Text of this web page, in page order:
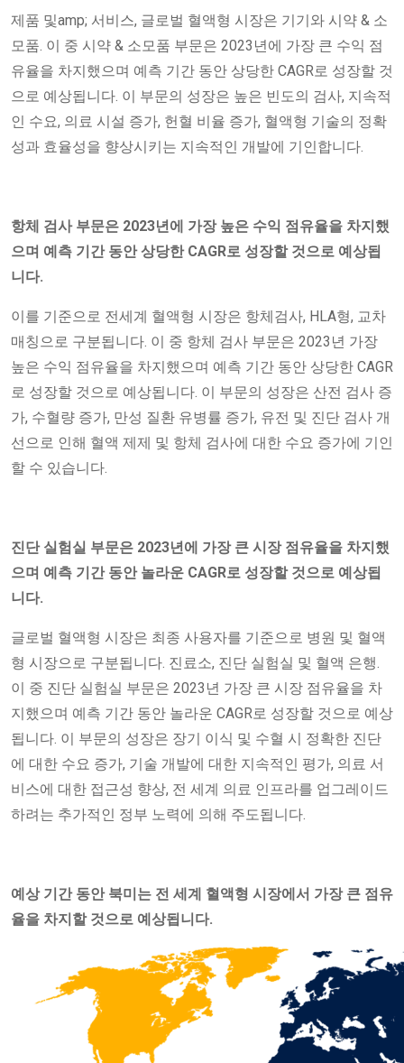
제품 및amp; 서비스, ​​글로벌 혈액형 시장은 기기와 시약 & 소
모품. 이 중 시약 & 소모품 부문은 2023년에 가장 큰 수익 점
유율을 차지했으며 예측 기간 동안 상당한 CAGR로 성장할 것
으로 예상됩니다. 이 부문의 성장은 높은 빈도의 검사, 지속적
인 수요, 의료 시설 증가, 헌혈 비율 증가, 혈액형 기술의 정확
성과 효율성을 향상시키는 지속적인 개발에 기인합니다.
항체 검사 부문은 2023년에 가장 높은 수익 점유율을 차지했
으며 예측 기간 동안 상당한 CAGR로 성장할 것으로 예상됩
니다.
이를 기준으로 전세계 혈액형 시장은 항체검사, HLA형, 교차
매칭으로 구분됩니다. 이 중 항체 검사 부문은 2023년 가장
높은 수익 점유율을 차지했으며 예측 기간 동안 상당한 CAGR
로 성장할 것으로 예상됩니다. 이 부문의 성장은 산전 검사 증
가, 수혈량 증가, 만성 질환 유병률 증가, 유전 및 진단 검사 개
선으로 인해 혈액 제제 및 항체 검사에 대한 수요 증가에 기인
할 수 있습니다.
진단 실험실 부문은 2023년에 가장 큰 시장 점유율을 차지했
으며 예측 기간 동안 놀라운 CAGR로 성장할 것으로 예상됩
니다.
글로벌 혈액형 시장은 최종 사용자를 기준으로 병원 및 혈액
형 시장으로 구분됩니다. 진료소, 진단 실험실 및 혈액 은행.
이 중 진단 실험실 부문은 2023년 가장 큰 시장 점유율을 차
지했으며 예측 기간 동안 놀라운 CAGR로 성장할 것으로 예상
됩니다. 이 부문의 성장은 장기 이식 및 수혈 시 정확한 진단
에 대한 수요 증가, 기술 개발에 대한 지속적인 평가, 의료 서
비스에 대한 접근성 향상, 전 세계 의료 인프라를 업그레이드
하려는 추가적인 정부 노력에 의해 주도됩니다.
예상 기간 동안 북미는 전 세계 혈액형 시장에서 가장 큰 점유
율을 차지할 것으로 예상됩니다.